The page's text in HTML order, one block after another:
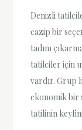
Denizli
cazip bir
tadını
tatilciler için
vardır. Grup
ekonomik bir
tatilinin